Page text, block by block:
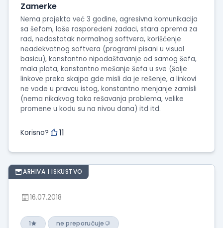
Zamerke
Nema projekta već 3 godine, agresivna komunikacija
sa šefom, loše raspoređeni zadaci, stara oprema za
rad, nedostatak normalnog softvera, korišćenje
neadekvatnog softvera (programi pisani u visual
basicu), konstantno nipodaštavanje od samog šefa,
mala plata, konstantno mešanje šefa u sve (šalje
linkove preko skajpa gde misli da je rešenje, a linkovi
ne vode u pravcu istog, konstantno menjanje zamisli
(nema nikakvog toka rešavanja problema, velike
promene u kodu su na nivou dana) itd itd.
Korisno? 11
ARHIVA | ISKUSTVO
16.07.2018
1 ne preporučuje